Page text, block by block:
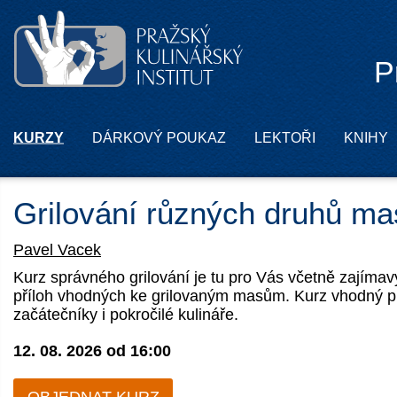
KURZY DÁRKOVÝ POUKAZ LEKTOŘI KNIHY
Grilování různých druhů
Pavel Vacek
Kurz správného grilování je tu pro Vás včetně
příloh vhodných ke grilovaným masům. Kurz vhodný
začátečníky i pokročilé kulináře.
12. 08. 2026 od 16:00